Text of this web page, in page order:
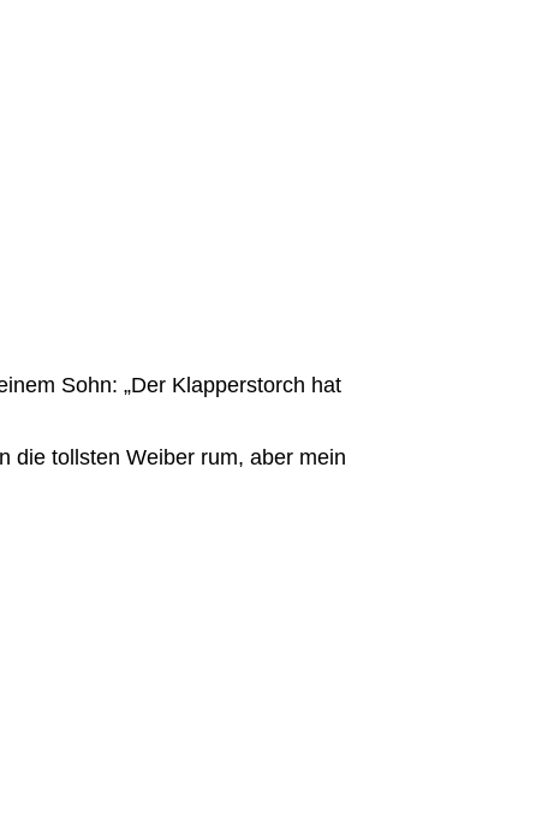
Sohn: „Der Klapperstorch hat
die tollsten Weiber rum, aber mein